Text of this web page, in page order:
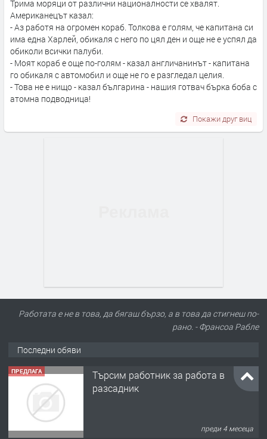
Трима моряци от различни националности се хвалят.
Американецът казал:
- Аз работя на огромен кораб. Толкова е голям, че капитана си
има една Харлей, обикаля с него по цял ден и още не е успял да
обиколи всички палуби.
- Моят кораб е още по-голям - казал англичанинът - капитана
го обикаля с автомобил и още не го е разгледал целия.
- Това не е нищо - казал българина - нашия готвач бърка боба с
атомна подводница!
Покажи друг виц
Работата е не в това, да бягаш бързо, а в това да стигнеш по-
рано. - Франсоа Рабле
Последни обяви
ПРЕДЛАГА
Търсим работник за работа в
разсадник
преди 4 месеца